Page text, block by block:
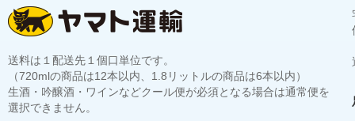
送料は１配送先１個口単位です。
（720mlの商品は12本以内、1.8リットルの商品は6本以内）
生酒・吟醸酒・ワインなどクール便が必須となる場合は通常便を
選択できません。